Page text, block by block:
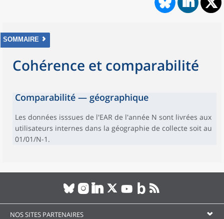
SOMMAIRE
Cohérence et comparabilité
Comparabilité — géographique
Les données isssues de l'EAR de l'année N sont livrées aux
utilisateurs internes dans la géographie de collecte soit au
01/01/N-1.
NOS SITES PARTENAIRES